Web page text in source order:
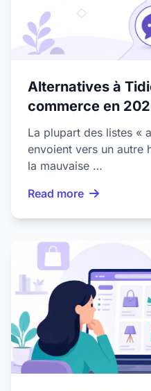
Alternatives à
commerce en
La plupart des listes «
envoient vers un autre
la mauvaise …
Read more